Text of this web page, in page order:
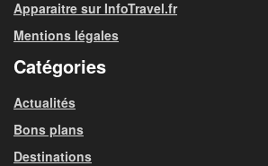
Apparaitre sur InfoTravel.fr
Mentions légales
Catégories
Actualités
Bons plans
Destinations